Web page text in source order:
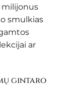
milijonus
smulkias
ar
gintaro